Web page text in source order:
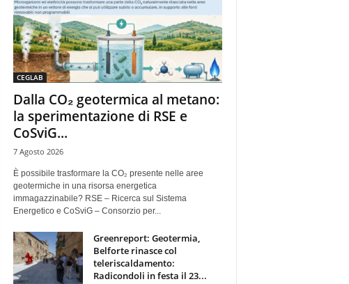
CEGLAB
Dalla CO₂ geotermica al metano:
la sperimentazione di RSE e
CoSviG...
7 Agosto 2026
È possibile trasformare la CO₂ presente nelle aree
geotermiche in una risorsa energetica
immagazzinabile? RSE – Ricerca sul Sistema
Energetico e CoSviG – Consorzio per...
Greenreport: Geotermia,
Belforte rinasce col
teleriscaldamento:
Radicondoli in festa il 23...